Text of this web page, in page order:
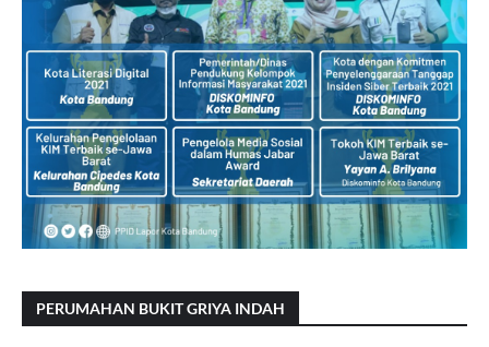
PERUMAHAN BUKIT GRIYA INDAH